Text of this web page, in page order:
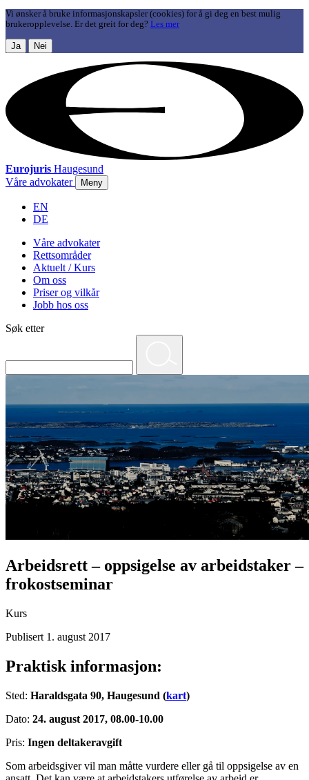
Vi ønsker å bruke informasjonskapsler (cookies) for å gi deg en best mulig
brukeropplevelse. Er det greit for deg? Les mer
Ja Nei
Eurojuris Haugesund
Våre advokater
Meny
EN
DE
Våre advokater
Rettsområder
Aktuelt / Kurs
Om oss
Priser og vilkår
Jobb hos oss
Søk etter
Arbeidsrett – oppsigelse av arbeidstaker –
frokostseminar
Kurs
Publisert 1. august 2017
Praktisk informasjon:
Sted: Haraldsgata 90, Haugesund (kart)
Dato: 24. august 2017, 08.00-10.00
Pris: Ingen deltakeravgift
Som arbeidsgiver vil man måtte vurdere eller gå til oppsigelse av en